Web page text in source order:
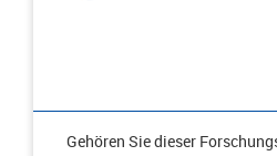
Gehören Sie dieser